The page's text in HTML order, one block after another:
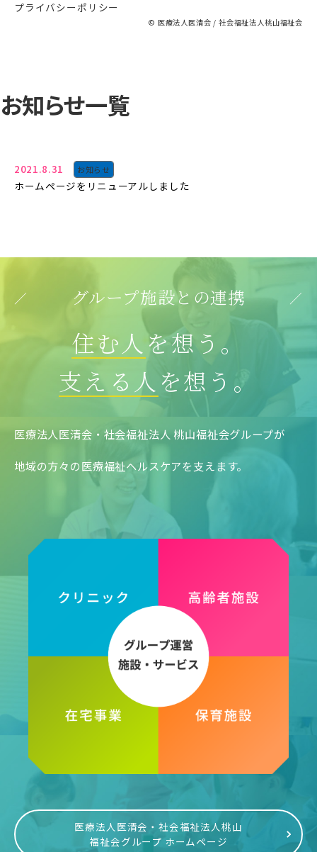
プライバシーポリシー
© 医療法人医清会 / 社会福祉法人桃山福祉会
お知らせ一覧
2021.8.31 お知らせ
ホームページをリニューアルしました
グループ施設との連携
住む人を想う。
支える人 を想う。
医療法人医清会・社会福祉法人 桃山福祉会グループが
地域の方々の医療福祉ヘルスケアを支えます。
医療法人医清会・社会福祉法人桃山
福祉会グループ ホームページ